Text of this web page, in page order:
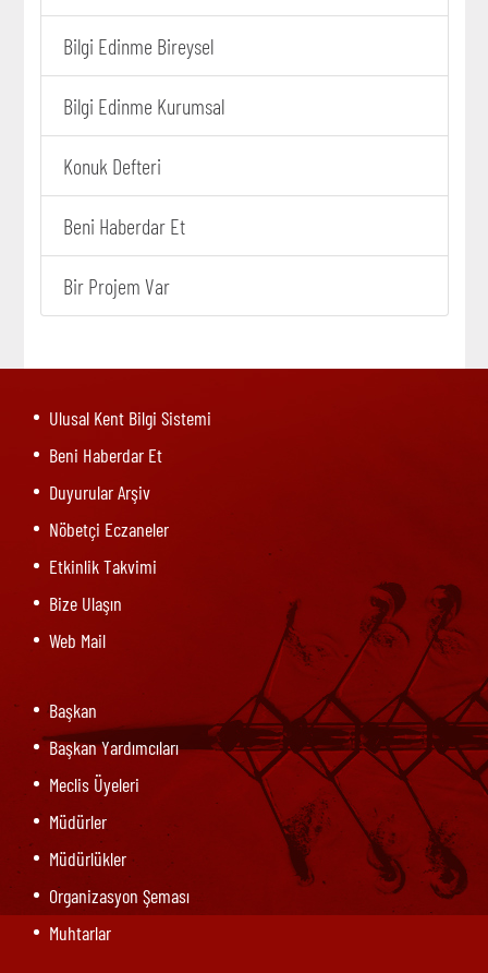
Bilgi Edinme Bireysel
Bilgi Edinme Kurumsal
Konuk Defteri
Beni Haberdar Et
Bir Projem Var
Ulusal Kent Bilgi Sistemi
Beni Haberdar Et
Duyurular Arşiv
Nöbetçi Eczaneler
Etkinlik Takvimi
Bize Ulaşın
Web Mail
Başkan
Başkan Yardımcıları
Meclis Üyeleri
Müdürler
Müdürlükler
Organizasyon Şeması
Muhtarlar